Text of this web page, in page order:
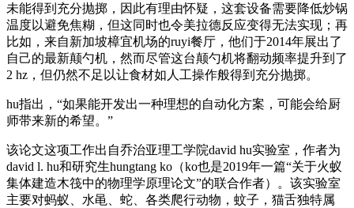
未能得到充分抛掷，因此有理由怀疑，这套设备需要降低炒锅
温度以避免焦糊，但这同时也令美拉德反应变得无法实现；再
比如，来自新加坡樟宜机场的ruyi餐厅，他们于2014年展出了
自己的最新颠勺机，然而尽管这台颠勺机将翻动频率提升到了
2 hz，但仍然不足以让食材如人工操作般得到充分抛掷。
hu指出，“如果能开发出一种理想的自动化方案，可能会给厨
师带来新的希望。”
该论文这项工作出自乔治亚理工学院david hu实验室，作者为
david l. hu和研究生hungtang ko（ko也是2019年一篇“关于火蚁
集体建造木筏中的物理学原理论文”的联合作者）。该实验室
主要对蚂蚁、水黾、蛇、各类爬行动物，蚊子，猫舌独特属